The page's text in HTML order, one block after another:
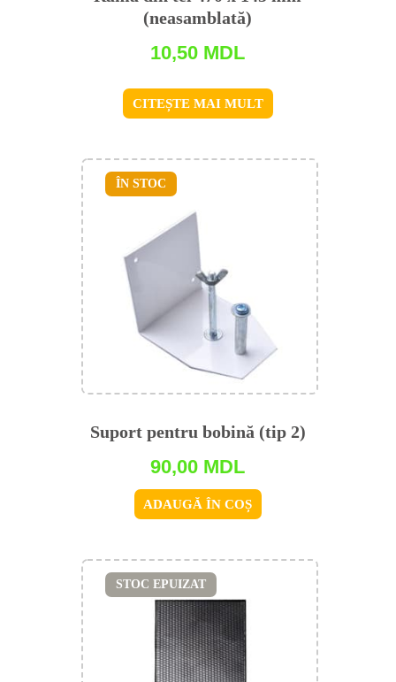
(neasamblată)
10,50 MDL
CITEȘTE MAI MULT
Suport pentru bobină (tip 2)
90,00 MDL
ADAUGĂ ÎN COȘ
ÎN STOC
STOC EPUIZAT